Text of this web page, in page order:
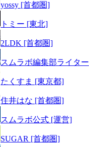
yossy [首都圏]
トミー [東北]
2LDK [首都圏]
スムラボ編集部ライター
たくすま [東京都]
住井はな [首都圏]
スムラボ公式 [運営]
SUGAR [首都圏]